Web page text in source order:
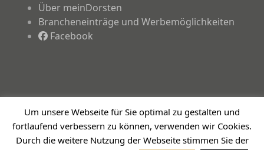
Über meinDorsten
Brancheneinträge und Werbemöglichkeiten
Facebook
Copyright 2026 - meinDorsten.de - Informationen für
unsere Region
ImpressumDatenschutzerklärungHaftungsausschluss
Um unsere Webseite für Sie optimal zu gestalten und
fortlaufend verbessern zu können, verwenden wir Cookies.
Durch die weitere Nutzung der Webseite stimmen Sie der